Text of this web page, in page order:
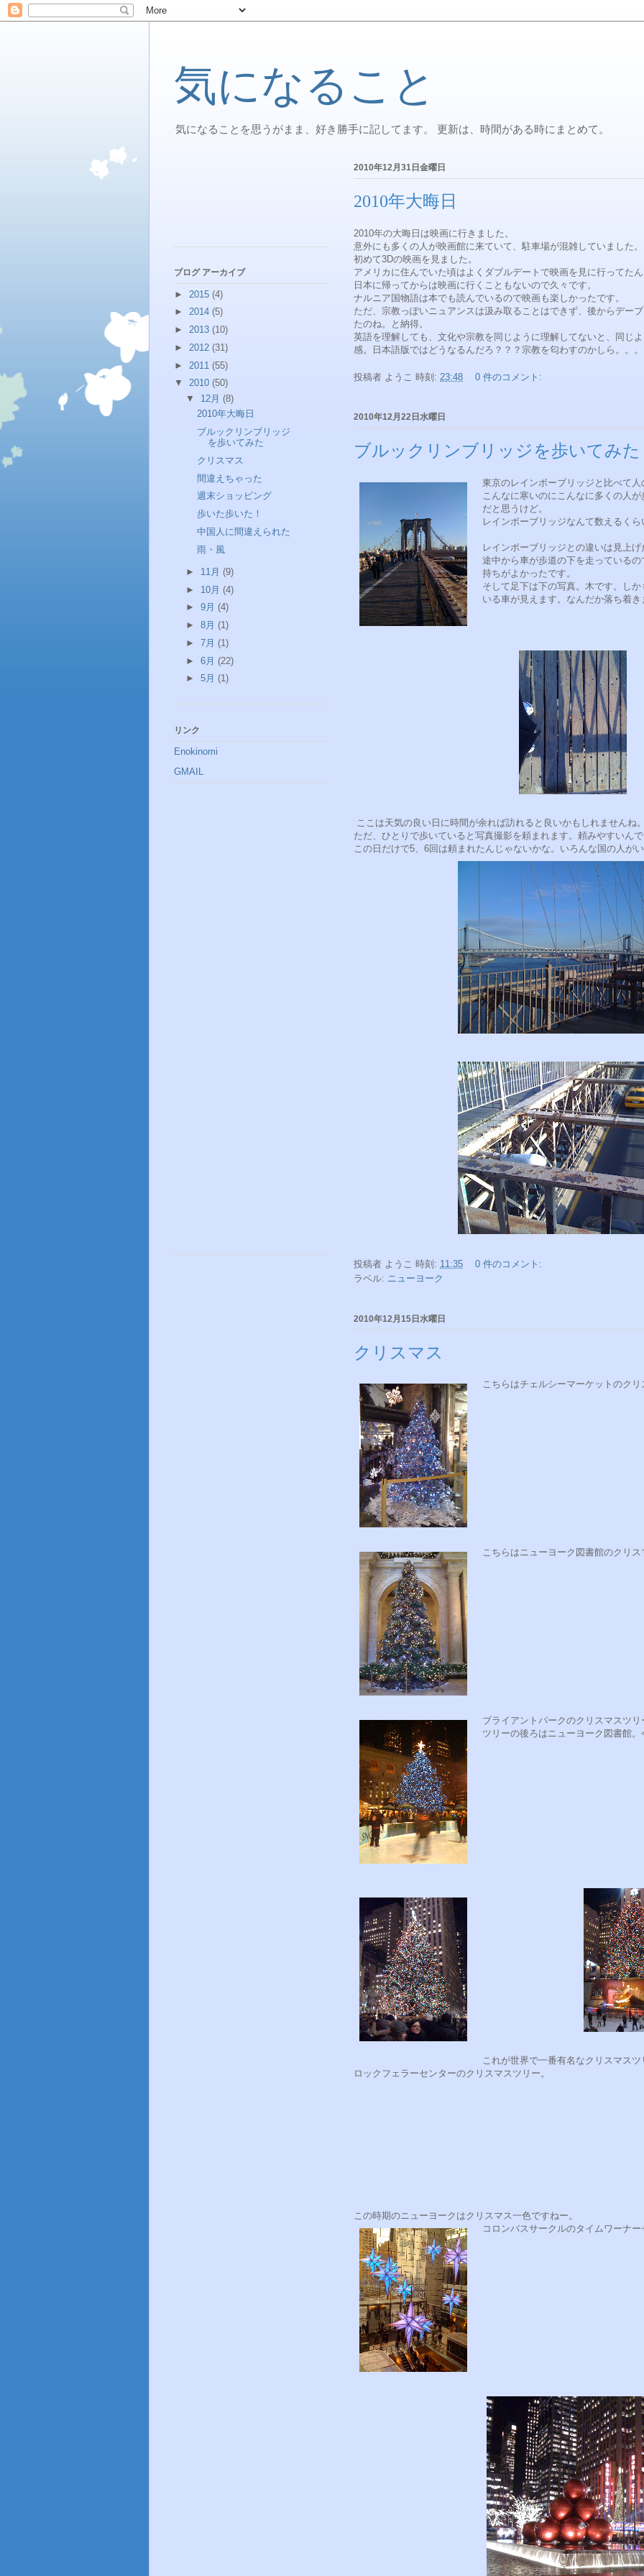
気になること
気になることを思うがまま、好き勝手に記してます。 更新は、時間がある時にまとめて。
2010年12月31日金曜日
2010年大晦日
2010年の大晦日は映画に行きました。
意外にも多くの人が映画館に来ていて、駐車場が混雑していました。
初めて3Dの映画を見ました。
アメリカに住んでいた頃はよくダブルデートで映画を見に行ってたん
日本に帰ってからは映画に行くこともないので久々です。
ナルニア国物語は本でも読んでいるので映画も楽しかったです。
ただ、宗教っぽいニュアンスは汲み取ることはできず、後からデー
たのね。と納得。
英語を理解しても、文化や宗教を同じように理解してないと、同じ
感。日本語版ではどうなるんだろ？？？宗教を匂わすのかしら。。。
投稿者 ようこ 時刻: 23:48 0 件のコメント:
2010年12月22日水曜日
ブルックリンブリッジを歩いてみた
東京のレインボーブリッジと比べて人
こんなに寒いのにこんなに多くの人
だと思うけど。
レインボーブリッジなんて数えるくら
レインボーブリッジとの違いは見上げ
途中から車が歩道の下を走っている
持ちがよかったです。
そして足下は下の写真。木です。し
いる車が見えます。なんだか落ち着き
ここは天気の良い日に時間が余れば訪れると良いかもしれませんね。
ただ、ひとりで歩いていると写真撮影を頼まれます。頼みやすいんで
この日だけで5、6回は頼まれたんじゃないかな。いろんな国の人がい
投稿者 ようこ 時刻: 11:35
0 件のコメント:
ラベル: ニューヨーク
2010年12月15日水曜日
クリスマス
こちらはチェルシーマーケットのクリ
こちらはニューヨーク図書館のクリス
ブライアントパークのクリスマスツリ
ツリーの後ろはニューヨーク図書館。
これが世界で一番有名なクリスマスツ
ロックフェラーセンターのクリスマスツリー。
この時期のニューヨークはクリスマス一色ですねー。
コロンバスサークルのタイムワーナー
ブログ アーカイブ
► 2015 (4)
► 2014 (5)
► 2013 (10)
► 2012 (31)
► 2011 (55)
▼ 2010 (50)
▼ 12月 (8)
2010年大晦日
ブルックリンブリッジ
を歩いてみた
クリスマス
間違えちゃった
週末ショッピング
歩いた歩いた！
中国人に間違えられた
雨・風
► 11月 (9)
► 10月 (4)
► 9月 (4)
► 8月 (1)
► 7月 (1)
► 6月 (22)
► 5月 (1)
リンク
Enokinomi
GMAIL